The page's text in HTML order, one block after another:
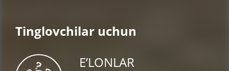
Tinglovchilar uchun
E’LONLAR